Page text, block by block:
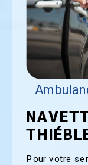
Pour votre